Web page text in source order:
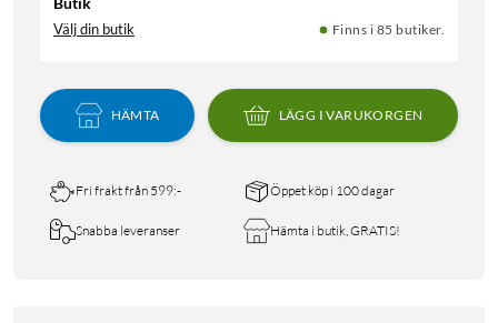
Välj din butik Finns i 85 butiker.
HÄMTA LÄGG I VARUKORGEN
Fri frakt från 599:- Öppet köp i 100 dagar
Snabba leveranser Hämta i butik, GRATIS!